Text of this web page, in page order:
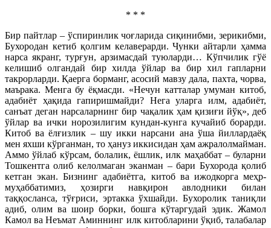
* * *
Бир пайтлар – ўспиринлик чоғларида сиқинибми, зерикибми,
Бухородан кетиб қолгим келаверарди. Чунки айтарли ҳамма
нарса якранг, турғун, арзимасдай туюларди… Кўпчилик гўё
келишиб олгандай бир хилда ўйлар ва бир хил гапларни
такрорларди. Қаерга борманг, асосий мавзу дала, пахта, чорва,
маърака. Менга бу ёқмасди. «Нечун катталар умуман китоб,
адабиёт ҳақида гапиришмайди? Нега уларга илм, адабиёт,
санъат деган нарсаларнинг бир чақалик ҳам қизиғи йўқ», деб
ўйлар ва ички норозилигим кундан-кунга кучайиб борарди.
Китоб ва ёлғизлик – шу икки нарсани ана ўша йиллардаёқ
мен яхши кўрганман, то ҳануз иккисидан ҳам ажралолмайман.
Аммо ўйлаб кўрсам, болалик, ёшлик, илк маҳаббат – буларни
Тошкентга олиб келолмаган эканман – бари Бухорода қолиб
кетган экан. Бизнинг адабиётга, китоб ва ижодкорга меҳр-
муҳаббатимиз, ҳозирги навқирон авлодники билан
таққосланса, тўғриси, эртакка ўхшайди. Бухоролик таниқли
адиб, олим ва шоир борки, бошга кўтаргудай эдик. Жамол
Камол ва Неъмат Аминнинг илк китобларини ўқиб, талабалар